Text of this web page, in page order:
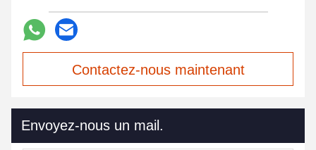
Contactez-nous maintenant
Envoyez-nous un mail.